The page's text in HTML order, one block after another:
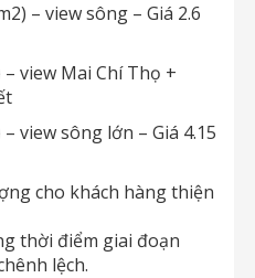
– view sông – Giá 2.6
view Mai Chí Thọ +
view sông lớn – Giá 4.15
cho khách hàng thiện
thời điểm giai đoạn
lệch.